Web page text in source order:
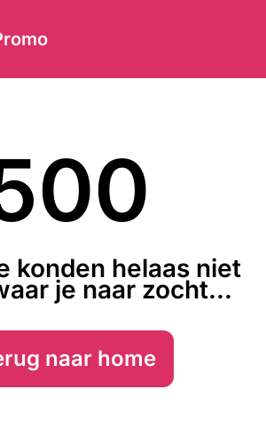
500
konden helaas niet
je naar zocht...
naar home